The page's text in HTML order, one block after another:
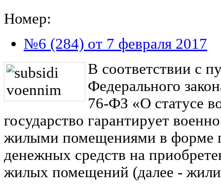
Номер:
№6 (284) от 7 февраля 2017
В соответствии с
Федерального
76-ФЗ «О статусе
государство гарантирует
жилыми помещениями в форме
денежных средств на
жилых помещений (далее -